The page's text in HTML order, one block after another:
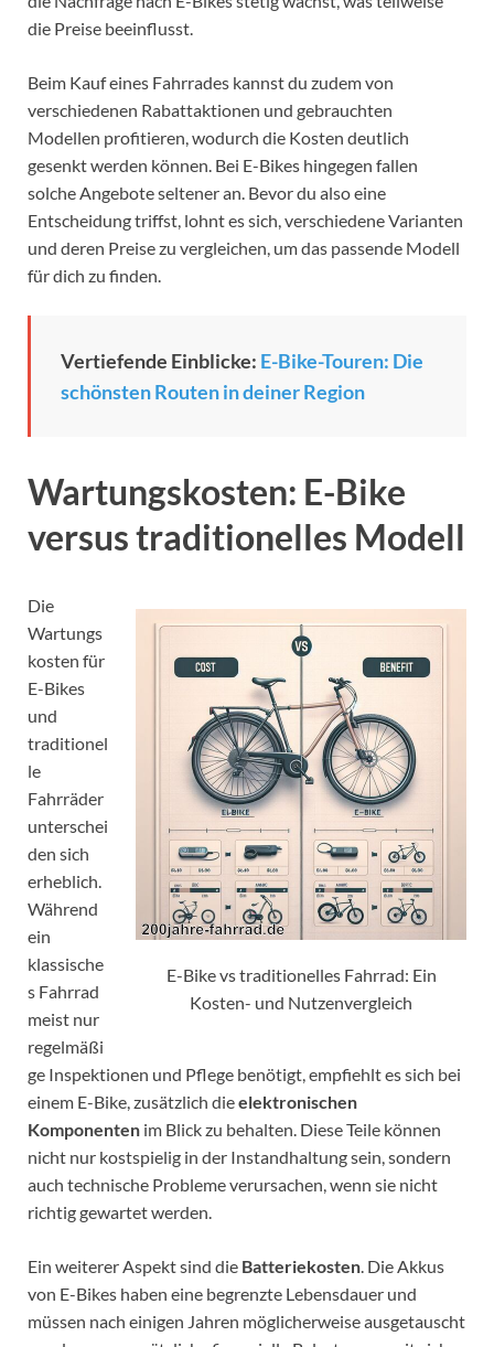
die Preise beeinflusst.
Beim Kauf eines Fahrrades kannst du zudem von
verschiedenen Rabattaktionen und gebrauchten
Modellen profitieren, wodurch die Kosten deutlich
gesenkt werden können. Bei E-Bikes hingegen fallen
solche Angebote seltener an. Bevor du also eine
Entscheidung triffst, lohnt es sich, verschiedene Varianten
und deren Preise zu vergleichen, um das passende Modell
für dich zu finden.
Vertiefende Einblicke: E-Bike-Touren: Die
schönsten Routen in deiner Region
Wartungskosten: E-Bike
versus traditionelles Modell
E-Bike vs traditionelles Fahrrad: Ein
Kosten- und Nutzenvergleich
Die
Wartungs
kosten für
E-Bikes
und
traditionel
le
Fahrräder
unterschei
den sich
erheblich.
Während
ein
klassische
s Fahrrad
meist nur
regelmäßi
ge Inspektionen und Pflege benötigt, empfiehlt es sich bei
einem E-Bike, zusätzlich dieelektronischen
Komponenten im Blick zu behalten. Diese Teile können
nicht nur kostspielig in der Instandhaltung sein, sondern
auch technische Probleme verursachen, wenn sie nicht
richtig gewartet werden.
Ein weiterer Aspekt sind die Batteriekosten. Die Akkus
von E-Bikes haben eine begrenzte Lebensdauer und
müssen nach einigen Jahren möglicherweise ausgetauscht